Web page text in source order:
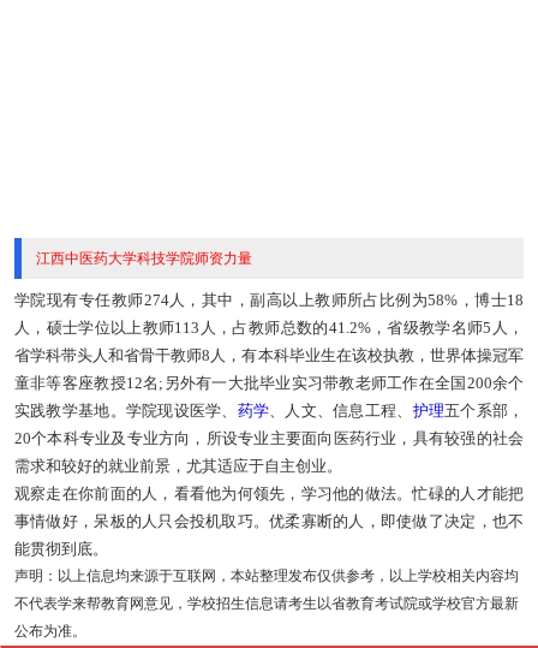
江西中医药大学科技学院师资力量
学院现有专任教师274人，其中，副高以上教师所占比例为58%，博士18
人，硕士学位以上教师113人，占教师总数的41.2%，省级教学名师5人，
省学科带头人和省骨干教师8人，有本科毕业生在该校执教，世界体操冠军
童非等客座教授12名;另外有一大批毕业实习带教老师工作在全国200余个
实践教学基地。学院现设医学、 药学、人文、信息工程、 护理五个系部，
20个本科专业及专业方向，所设专业主要面向医药行业，具有较强的社会
需求和较好的就业前景，尤其适应于自主创业。
观察走在你前面的人，看看他为何领先，学习他的做法。忙碌的人才能把
事情做好，呆板的人只会投机取巧。优柔寡断的人，即使做了决定，也不
能贯彻到底。
声明：以上信息均来源于互联网，本站整理发布仅供参考，以上学校相关内容均
不代表学来帮教育网意见，学校招生信息请考生以省教育考试院或学校官方最新
公布为准。